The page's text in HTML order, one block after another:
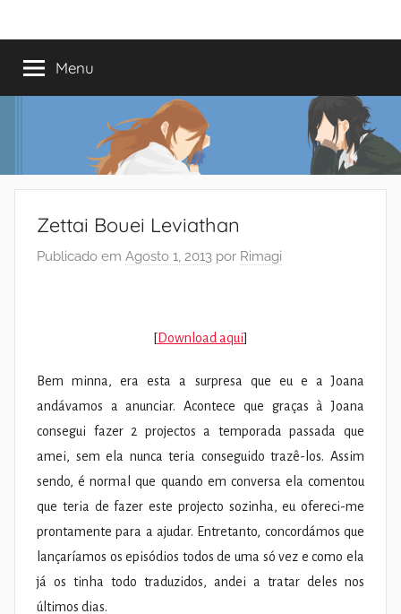
paraMundo
do
Shoujo
anos
a
romances
Menu
Zettai Bouei Leviathan
Publicado em Agosto 1, 2013 por Rimagi
[Download aqui]
Bem minna, era esta a surpresa que eu e a Joana
andávamos a anunciar. Acontece que graças à Joana
consegui fazer 2 projectos a temporada passada que
amei, sem ela nunca teria conseguido trazê-los. Assim
sendo, é normal que quando em conversa ela comentou
que teria de fazer este projecto sozinha, eu ofereci-me
prontamente para a ajudar. Entretanto, concordámos que
lançaríamos os episódios todos de uma só vez e como ela
já os tinha todo traduzidos, andei a tratar deles nos
últimos dias.